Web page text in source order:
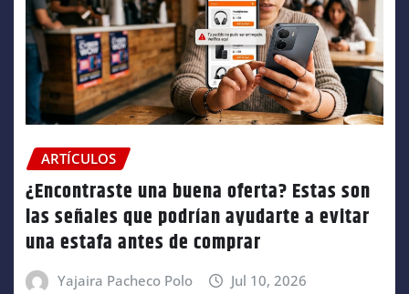
ARTÍCULOS
¿Encontraste una buena oferta? Estas son
las señales que podrían ayudarte a evitar
una estafa antes de comprar
Yajaira Pacheco Polo Jul 10, 2026